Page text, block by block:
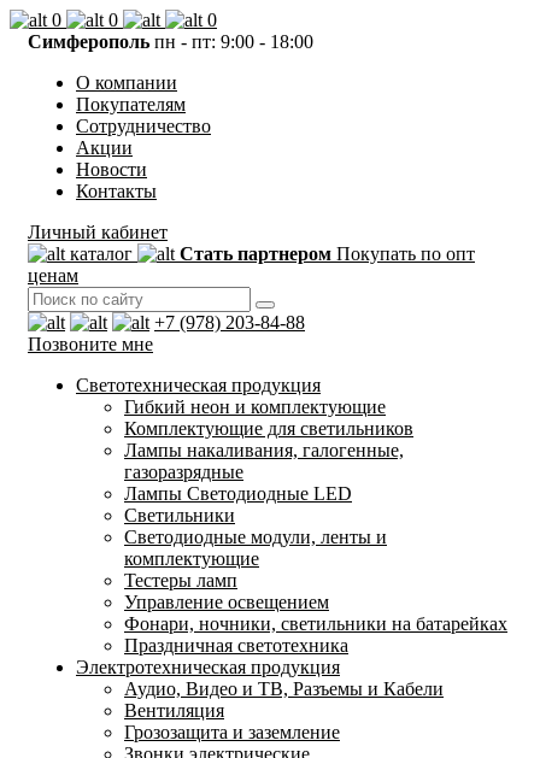
0 0
0
Симферополь пн - пт: 9:00 - 18:00
О компании
Покупателям
Сотрудничество
Акции
Новости
Контакты
Личный кабинет
каталог
Стать партнером Покупать по опт
ценам
+7 (978) 203-84-88
Позвоните мне
Светотехническая продукция
Гибкий неон и комплектующие
Комплектующие для светильников
Лампы накаливания, галогенные,
газоразрядные
Лампы Светодиодные LED
Светильники
Светодиодные модули, ленты и
комплектующие
Тестеры ламп
Управление освещением
Фонари, ночники, светильники на батарейках
Праздничная светотехника
Электротехническая продукция
Аудио, Видео и ТВ, Разъемы и Кабели
Вентиляция
Грозозащита и заземление
Звонки электрические